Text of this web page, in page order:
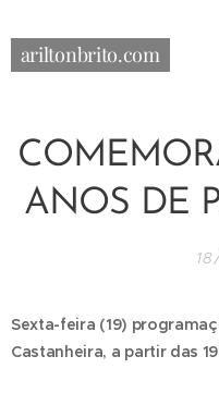
ariltonbrito.com
ANOS DE
Sexta-feira (19)
Castanheira, a partir das